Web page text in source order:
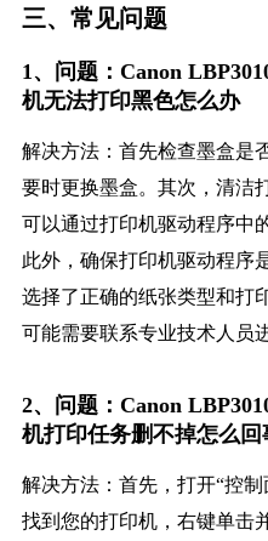
三、常见问题
1、问题：Canon
机无法打印黑色怎么办
解决方法：首先检查墨盒是
要时更换墨盒。其次，清洁
可以通过打印机驱动程序中
此外，确保打印机驱动程序
选择了正确的纸张类型和打
可能需要联系专业技术人员
2、问题：Canon
机打印任务删不掉怎么回
解决方法：首先，打开“控制
找到您的打印机，右键单击